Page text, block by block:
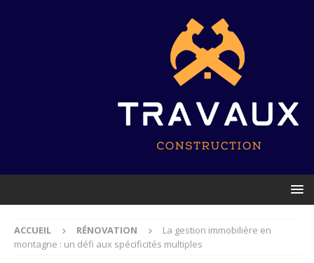
ACCUEIL RÉNOVATION
La gestion immobilière en
montagne : un défi aux spécificités multiples